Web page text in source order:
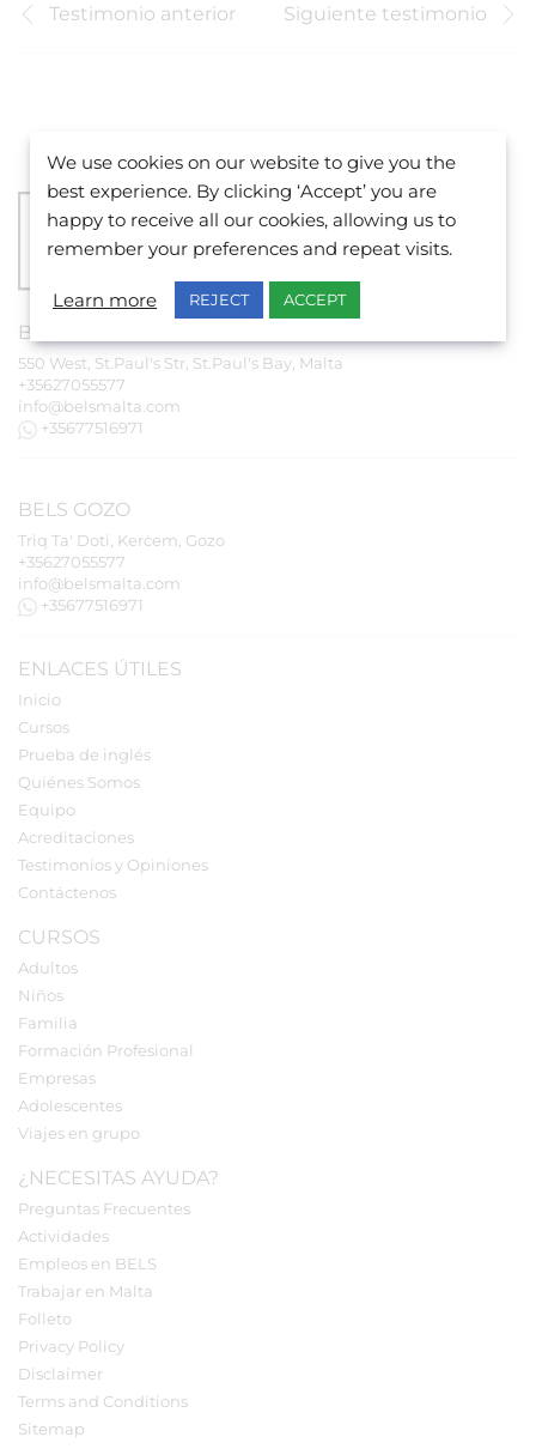
Testimonio anterior Siguiente testimonio
BELS
550 West, St.Paul's Str, St.Paul's Bay, Malta
+35627055577
info@belsmalta.com
+35677516971
BELS GOZO
Triq Ta' Doti, Kerċem, Gozo
+35627055577
info@belsmalta.com
+35677516971
ENLACES ÚTILES
Inicio
Cursos
Prueba de inglés
Quiénes Somos
Equipo
Acreditaciones
Testimonios y Opiniones
Contáctenos
CURSOS
Adultos
Niños
Familia
Formación Profesional
Empresas
Adolescentes
Viajes en grupo
¿NECESITAS AYUDA?
Preguntas Frecuentes
Actividades
Empleos en BELS
Trabajar en Malta
Folleto
Privacy Policy
Disclaimer
Terms and Conditions
Sitemap
We use cookies on our website to give you the
best experience. By clicking ‘Accept’ you are
happy to receive all our cookies, allowing us to
remember your preferences and repeat visits.
Learn more REJECT ACCEPT